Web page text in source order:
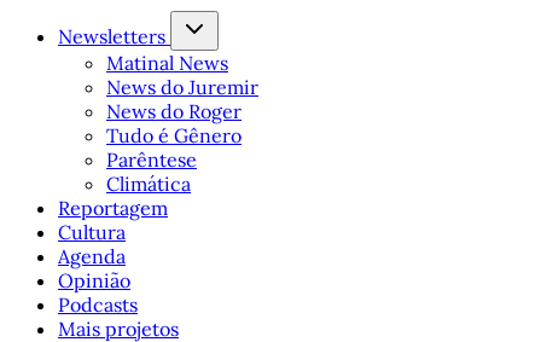
Newsletters
Matinal News
News do Juremir
News do Roger
Tudo é Gênero
Parêntese
Climática
Reportagem
Cultura
Agenda
Opinião
Podcasts
Mais projetos